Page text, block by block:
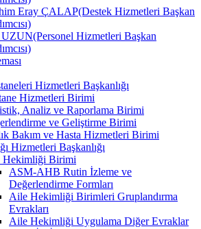
Eray ÇALAP(Destek Hizmetleri Başkan
Hizmetleri Başkan
Hizmetleri Başkanlığı
Hizmetleri Birimi
Analiz ve Raporlama Birimi
ve Geliştirme Birimi
Bakım ve Hasta Hizmetleri Birimi
Hizmetleri Başkanlığı
Hekimliği Birimi
ASM-AHB Rutin İzleme ve
Değerlendirme Formları
Aile Hekimliği Birimleri Gruplandırma
Evrakları
Aile Hekimliği Uygulama Diğer Evraklar